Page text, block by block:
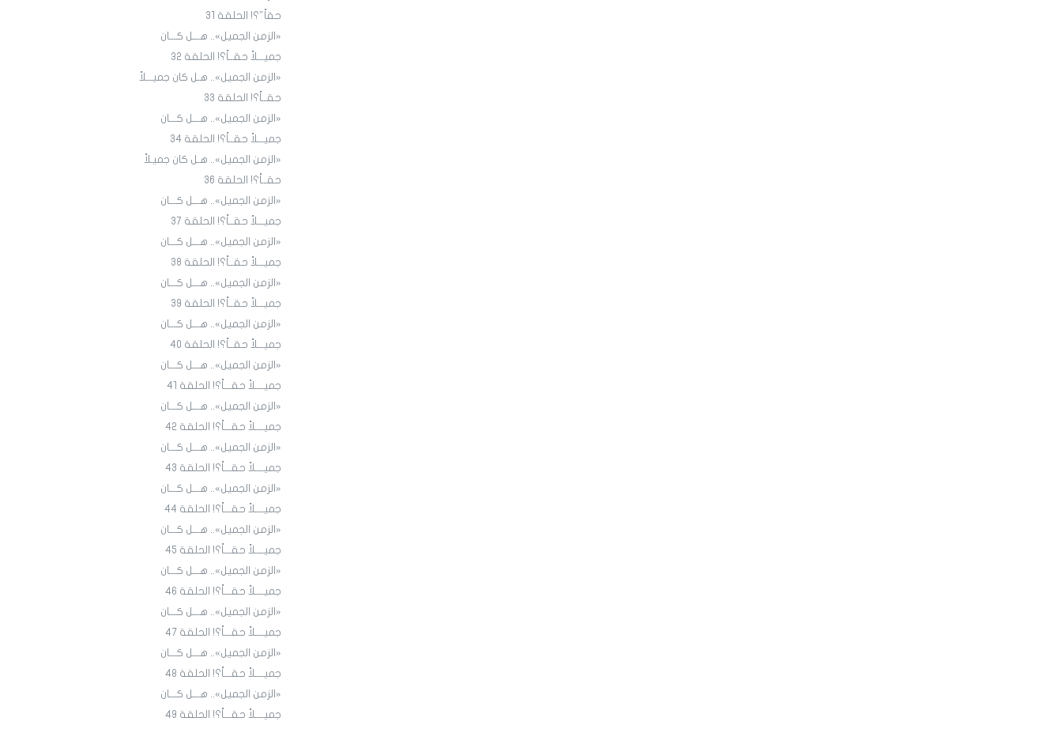
حقاً"؟! الحلقة 31
«الزمن الجميل».. هـــل كـــان
جميـــلاً حقــاً؟! الحلقة ٣٢
«الزمن الجميل».. هـل كان جميـــلاً
حقــاً؟! الحلقة 33
«الزمن الجميل».. هـــل كـــان
جميـــلاً حقــاً؟! الحلقة 34
«الزمن الجميل».. هـل كان جميـلاً
حقــاً؟! الحلقة 36
«الزمن الجميل».. هـــل كـــان
جميـــلاً حقــاً؟! الحلقة 3٧
«الزمن الجميل».. هـــل كـــان
جميـــلاً حقــاً؟! الحلقة 38
«الزمن الجميل».. هـــل كـــان
جميـــلاً حقــاً؟! الحلقة 39
«الزمن الجميل».. هـــل كـــان
جميـــلاً حقــاً؟! الحلقة 40
«الزمن الجميل».. هـــل كـــان
جميــــلاً حقـــاً؟! الحلقة 4١
«الزمن الجميل».. هـــل كـــان
جميــــلاً حقـــاً؟! الحلقة 4٢
«الزمن الجميل».. هـــل كـــان
جميــــلاً حقـــاً؟! الحلقة 43
«الزمن الجميل».. هـــل كـــان
جميــــلاً حقـــاً؟! الحلقة 44
«الزمن الجميل».. هـــل كـــان
جميــــلاً حقـــاً؟! الحلقة 45
«الزمن الجميل».. هـــل كـــان
جميــــلاً حقـــاً؟! الحلقة ٤٦
«الزمن الجميل».. هـــل كـــان
جميــــلاً حقـــاً؟! الحلقة ٤7
«الزمن الجميل».. هـــل كـــان
جميــــلاً حقـــاً؟! الحلقة ٤٨
«الزمن الجميل».. هـــل كـــان
جميــــلاً حقـــاً؟! الحلقة ٤9